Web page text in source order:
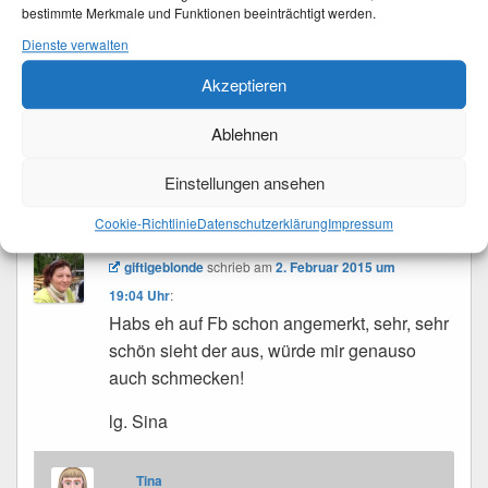
bestimmte Merkmale und Funktionen beeinträchtigt werden.
Dienste verwalten
Akzeptieren
Ablehnen
Einstellungen ansehen
Cookie-RichtlinieDatenschutzerklärungImpressum
von Isolde
Tina
am2. Februar 2015 um 22:45 Uhr
giftigeblondeschriebam2. Februar 2015 um
19:04 Uhr:
Habs eh auf Fb schon angemerkt, sehr, sehr
schön sieht der aus, würde mir genauso
auch schmecken!
lg. Sina
Tina